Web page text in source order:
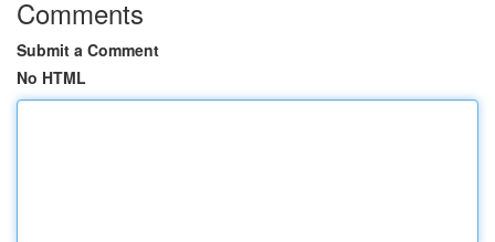
Comments
Submit a Comment
No HTML